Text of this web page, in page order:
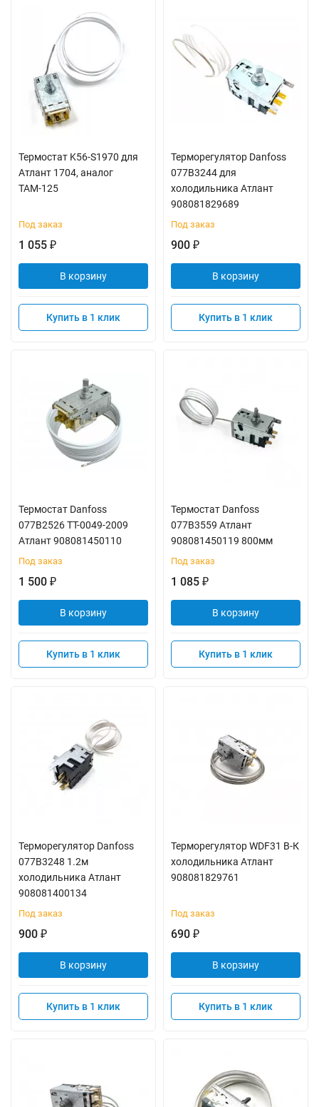
Термостат K56-S1970 для
Атлант 1704, аналог
ТАМ-125
Под заказ
1 055 ₽
В корзину
Купить в 1 клик
Терморегулятор Danfoss
077B3244 для
холодильника Атлант
908081829689
Под заказ
900 ₽
В корзину
Купить в 1 клик
Термостат Danfoss
077В2526 ТТ-0049-2009
Атлант 908081450110
Под заказ
1 500 ₽
В корзину
Купить в 1 клик
Термостат Danfoss
077B3559 Атлант
908081450119 800мм
Под заказ
1 085 ₽
В корзину
Купить в 1 клик
Терморегулятор Danfoss
077В3248 1.2м
холодильника Атлант
908081400134
Под заказ
900 ₽
В корзину
Купить в 1 клик
Терморегулятор WDF31 В-К
холодильника Атлант
908081829761
Под заказ
690 ₽
В корзину
Купить в 1 клик